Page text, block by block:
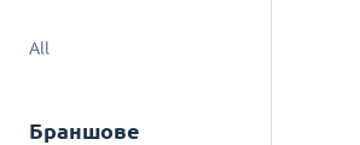
All
Браншове